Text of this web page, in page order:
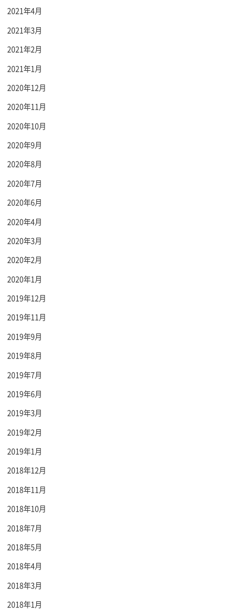
2021年4月
2021年3月
2021年2月
2021年1月
2020年12月
2020年11月
2020年10月
2020年9月
2020年8月
2020年7月
2020年6月
2020年4月
2020年3月
2020年2月
2020年1月
2019年12月
2019年11月
2019年9月
2019年8月
2019年7月
2019年6月
2019年3月
2019年2月
2019年1月
2018年12月
2018年11月
2018年10月
2018年7月
2018年5月
2018年4月
2018年3月
2018年1月